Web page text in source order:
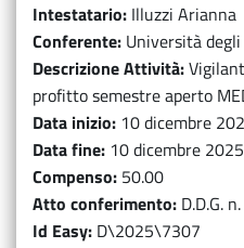
Intestatario Illuzzi Arianna
Conferente Università
Descrizione Attività
profitto semestre aperto
Data inizio 10 dicembre
Data fine 10 dicembre 2025
Compenso 50.00
Atto conferimento D.D.G.
Id Easy D\2025\7307